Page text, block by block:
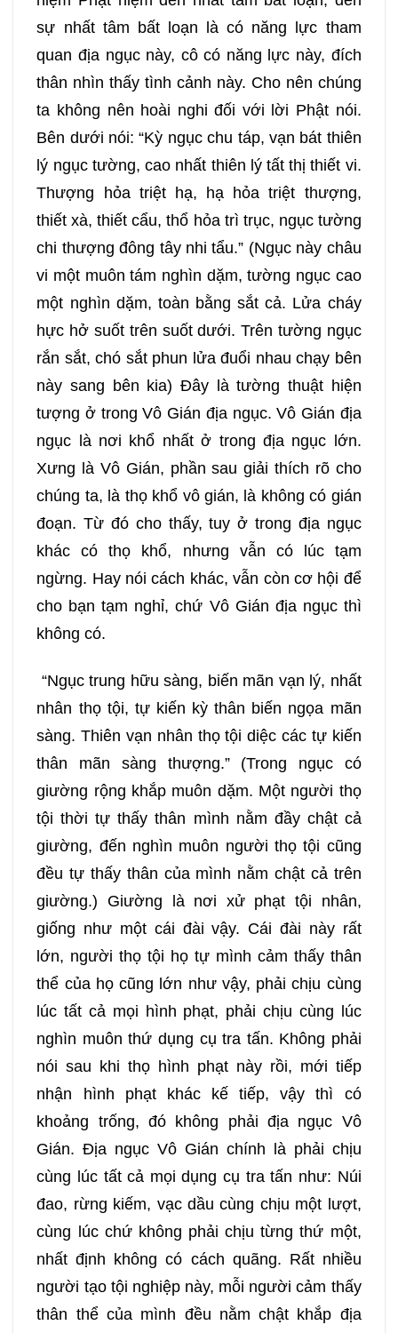
sự nhất tâm bất loạn là có năng lực tham
quan địa ngục này, cô có năng lực này, đích
thân nhìn thấy tình cảnh này. Cho nên chúng
ta không nên hoài nghi đối với lời Phật nói.
Bên dưới nói: “Kỳ ngục chu táp, vạn bát thiên
lý ngục tường, cao nhất thiên lý tất thị thiết vi.
Thượng hỏa triệt hạ, hạ hỏa triệt thượng,
thiết xà, thiết cẩu, thổ hỏa trì trục, ngục tường
chi thượng đông tây nhi tẩu.” (Ngục này châu
vi một muôn tám nghìn dặm, tường ngục cao
một nghìn dặm, toàn bằng sắt cả. Lửa cháy
hực hở suốt trên suốt dưới. Trên tường ngục
rắn sắt, chó sắt phun lửa đuổi nhau chạy bên
này sang bên kia) Đây là tường thuật hiện
tượng ở trong Vô Gián địa ngục. Vô Gián địa
ngục là nơi khổ nhất ở trong địa ngục lớn.
Xưng là Vô Gián, phần sau giải thích rõ cho
chúng ta, là thọ khổ vô gián, là không có gián
đoạn. Từ đó cho thấy, tuy ở trong địa ngục
khác có thọ khổ, nhưng vẫn có lúc tạm
ngừng. Hay nói cách khác, vẫn còn cơ hội để
cho bạn tạm nghỉ, chứ Vô Gián địa ngục thì
không có.
“Ngục trung hữu sàng, biến mãn vạn lý, nhất
nhân thọ tội, tự kiến kỳ thân biến ngọa mãn
sàng. Thiên vạn nhân thọ tội diệc các tự kiến
thân mãn sàng thượng.” (Trong ngục có
giường rộng khắp muôn dặm. Một người thọ
tội thời tự thấy thân mình nằm đầy chật cả
giường, đến nghìn muôn người thọ tội cũng
đều tự thấy thân của mình nằm chật cả trên
giường.) Giường là nơi xử phạt tội nhân,
giống như một cái đài vậy. Cái đài này rất
lớn, người thọ tội họ tự mình cảm thấy thân
thể của họ cũng lớn như vậy, phải chịu cùng
lúc tất cả mọi hình phạt, phải chịu cùng lúc
nghìn muôn thứ dụng cụ tra tấn. Không phải
nói sau khi thọ hình phạt này rồi, mới tiếp
nhận hình phạt khác kế tiếp, vậy thì có
khoảng trống, đó không phải địa ngục Vô
Gián. Địa ngục Vô Gián chính là phải chịu
cùng lúc tất cả mọi dụng cụ tra tấn như: Núi
đao, rừng kiếm, vạc dầu cùng chịu một lượt,
cùng lúc chứ không phải chịu từng thứ một,
nhất định không có cách quãng. Rất nhiều
người tạo tội nghiệp này, mỗi người cảm thấy
thân thể của mình đều nằm chật khắp địa